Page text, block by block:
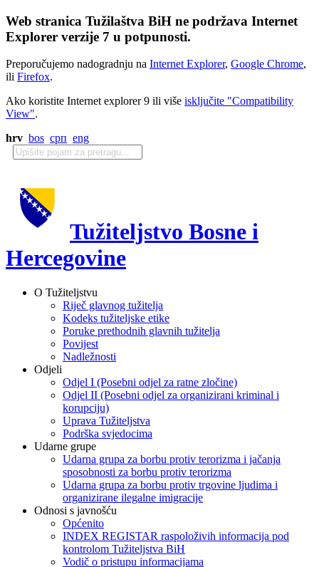
Web stranica Tužilaštva BiH ne podržava Internet
Explorer verzije 7 u potpunosti.
Preporučujemo nadogradnju na Internet Explorer, Google Chrome,
ili Firefox.
Ako koristite Internet explorer 9 ili više isključite "Compatibility
View".
hrv bos срп eng
Tužiteljstvo Bosne i
Hercegovine
O Tužiteljstvu
Riječ glavnog tužitelja
Kodeks tužiteljske etike
Poruke prethodnih glavnih tužitelja
Povijest
Nadležnosti
Odjeli
Odjel I (Posebni odjel za ratne zločine)
Odjel II (Posebni odjel za organizirani kriminal i
korupciju)
Uprava Tužiteljstva
Podrška svjedocima
Udarne grupe
Udarna grupa za borbu protiv terorizma i jačanja
sposobnosti za borbu protiv terorizma
Udarna grupa za borbu protiv trgovine ljudima i
organizirane ilegalne imigracije
Odnosi s javnošću
Općenito
INDEX REGISTAR raspoloživih informacija pod
kontrolom Tužiteljstva BiH
Vodič o pristupu informacijama